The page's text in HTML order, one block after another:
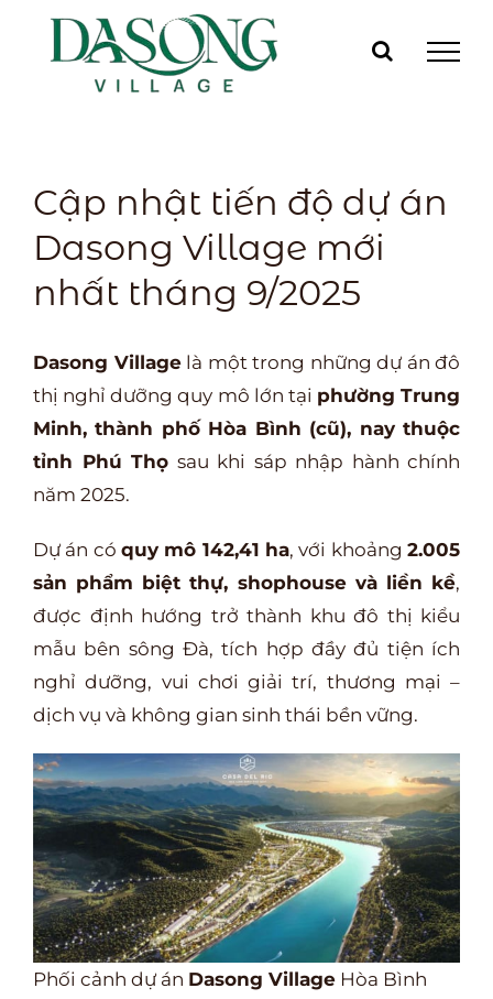
Cập nhật tiến độ dự án
Dasong Village mới
nhất tháng 9/2025
Dasong Villagelà một trong những dự án đô
thị nghỉ dưỡng quy mô lớn tại phường Trung
Minh, thành phố Hòa Bình (cũ), nay thuộc
tỉnh Phú Thọ sau khi sáp nhập hành chính
năm 2025.
Dự án có quy mô 142,41 ha, với khoảng 2.005
sản phẩm biệt thự, shophouse và liền kề,
được định hướng trở thành khu đô thị kiểu
mẫu bên sông Đà, tích hợp đầy đủ tiện ích
nghỉ dưỡng, vui chơi giải trí, thương mại –
dịch vụ và không gian sinh thái bền vững.
Phối cảnh dự án Dasong Village Hòa Bình